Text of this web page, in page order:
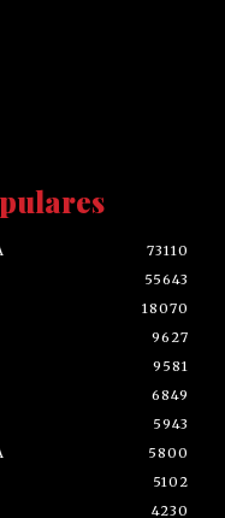
73110
55643
18070
9627
9581
6849
5943
5800
5102
4230